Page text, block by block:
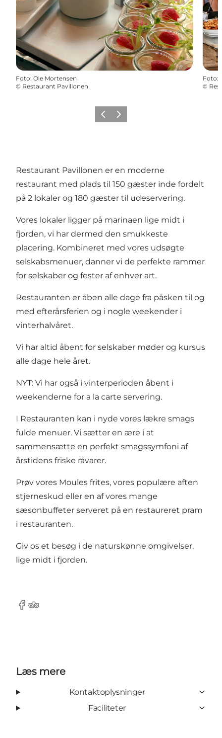
Foto: Ole Mortensen
© Restaurant Pavillonen
Foto:
©
ForrigeNæste
Restaurant Pavillonen er en moderne
restaurant med plads til 150 gæster inde fordelt
på 2 lokaler og 180 gæster til udeservering.
Vores lokaler ligger på marinaen lige midt i
fjorden, vi har dermed den smukkeste
placering. Kombineret med vores udsøgte
selskabsmenuer, danner vi de perfekte rammer
for selskaber og fester af enhver art.
Restauranten er åben alle dage fra påsken til og
med efterårsferien og i nogle weekender i
vinterhalvåret.
Vi har altid åbent for selskaber møder og kursus
alle dage hele året.
NYT: Vi har også i vinterperioden åbent i
weekenderne for a la carte servering.
I Restauranten kan i nyde vores lækre smags
fulde menuer. Vi sætter en ære i at
sammensætte en perfekt smagssymfoni af
årstidens friske råvarer.
Prøv vores Moules frites, vores populære aften
stjerneskud eller en af vores mange
sæsonbuffeter serveret på en restaureret pram
i restauranten.
Giv os et besøg i de naturskønne omgivelser,
lige midt i fjorden.
Facebook
TripAdvisor
Læs mere
Kontaktoplysninger
Faciliteter